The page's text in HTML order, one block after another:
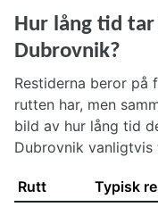
Hur lång tid
Dubrovnik?
Restiderna beror på
rutten har, men
bild av hur lång tid
Dubrovnik vanligtvis
Rutt Typisk